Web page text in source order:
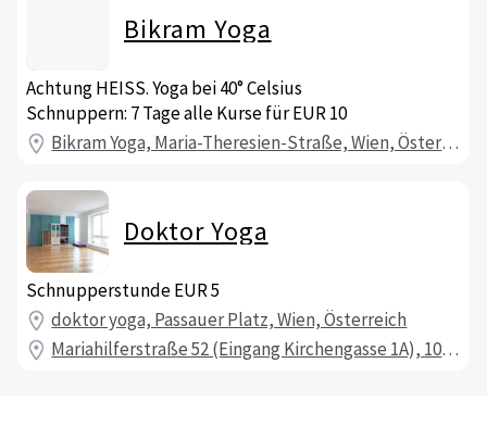
Bikram Yoga
Achtung HEISS. Yoga bei 40° Celsius
Schnuppern: 7 Tage alle Kurse für EUR 10
Bikram Yoga, Maria-Theresien-Straße, Wien, Österreich
Doktor Yoga
Schnupperstunde EUR 5
doktor yoga, Passauer Platz, Wien, Österreich
Mariahilferstraße 52 (Eingang Kirchengasse 1A), 1070 Wien, Österreich